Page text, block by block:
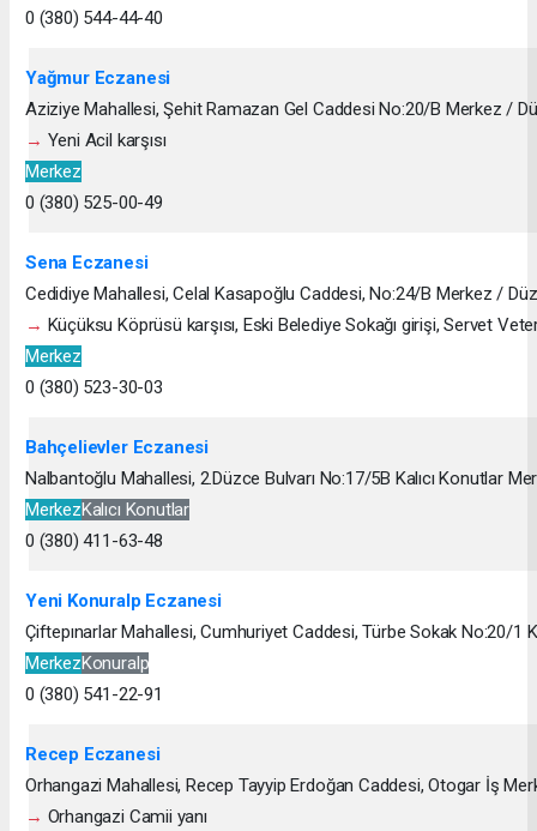
0 (380) 544-44-40
Yağmur Eczanesi
Aziziye Mahallesi, Şehit Ramazan Gel Caddesi No:20/B Merkez /
→ Yeni Acil karşısı
Merkez
0 (380) 525-00-49
Sena Eczanesi
Cedidiye Mahallesi, Celal Kasapoğlu Caddesi, No:24/B Merkez /
→ Küçüksu Köprüsü karşısı, Eski Belediye Sokağı girişi, Servet
Merkez
0 (380) 523-30-03
Bahçelievler Eczanesi
Nalbantoğlu Mahallesi, 2.Düzce Bulvarı No:17/5B Kalıcı Konutlar
MerkezKalıcı Konutlar
0 (380) 411-63-48
Yeni Konuralp Eczanesi
Çiftepınarlar Mahallesi, Cumhuriyet Caddesi, Türbe Sokak No:20/1
MerkezKonuralp
0 (380) 541-22-91
Recep Eczanesi
Orhangazi Mahallesi, Recep Tayyip Erdoğan Caddesi, Otogar İş
→ Orhangazi Camii yanı